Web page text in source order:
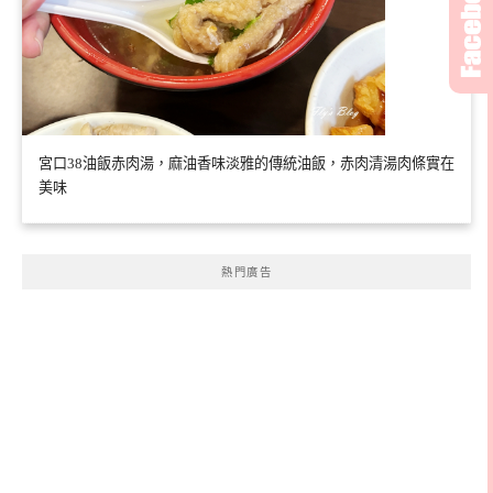
宮口38油飯赤肉湯，麻油香味淡雅的傳統油飯，赤肉清湯肉條實在
美味
熱門廣告